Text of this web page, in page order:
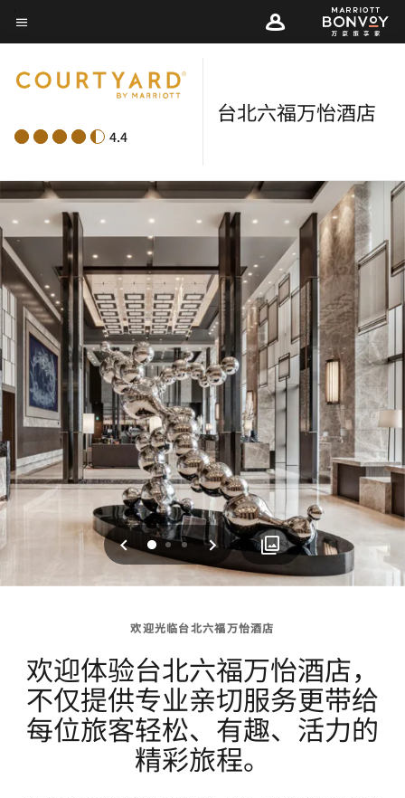
Skip
to
content
菜单文本
4.4
台北六福万怡酒店
上一页
012 下一页
欢迎光临台北六福万怡酒店
欢迎体验台北六福万怡酒店，
不仅提供专业亲切服务更带给
每位旅客轻松、有趣、活力的
精彩旅程。